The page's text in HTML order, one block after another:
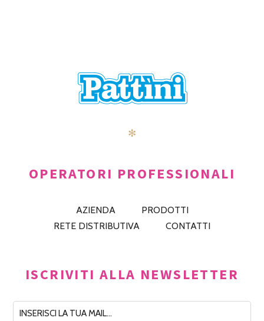
✻
OPERATORI PROFESSIONALI
AZIENDA
PRODOTTI
RETE DISTRIBUTIVA
CONTATTI
ISCRIVITI ALLA NEWSLETTER